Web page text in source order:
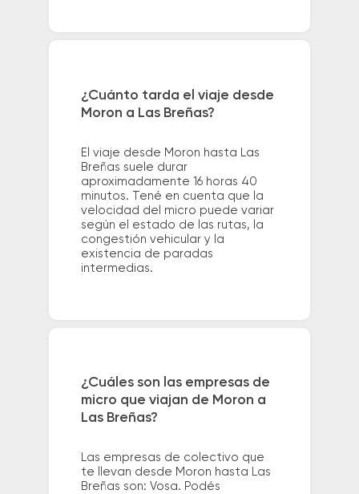
¿Cuánto tarda el viaje desde
Moron a Las Breñas?
El viaje desde Moron hasta Las
Breñas suele durar
aproximadamente 16 horas 40
minutos. Tené en cuenta que la
velocidad del micro puede variar
según el estado de las rutas, la
congestión vehicular y la
existencia de paradas
intermedias.
¿Cuáles son las empresas de
micro que viajan de Moron a
Las Breñas?
Las empresas de colectivo que
te llevan desde Moron hasta Las
Breñas son: Vosa. Podés